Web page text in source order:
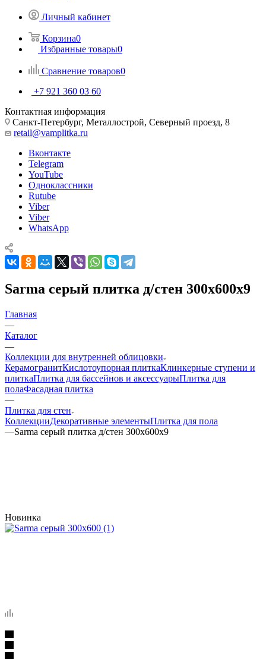
Личный кабинет
Корзина0
Избранные товары0
Сравнение товаров0
+7 921 360 03 60
Контактная информация
Санкт-Петербург, Металлострой, Северный проезд, 8
retail@vamplitka.ru
Вконтакте
Telegram
YouTube
Одноклассники
Rutube
Viber
Viber
WhatsApp
Sarma серый плитка д/стен 300x600x9
Главная
—
Каталог
—
Коллекции для внутренней облицовки
КерамогранитКислотоупорная плиткаКлинкерные ступени и
плиткаПлитка для бассейнов и аксессуарыПлитка для
полаФасадная плитка
—
Плитка для стен
КоллекцииДекоративные элементыПлитка для пола
—Sarma серый плитка д/стен 300x600x9
Новинка